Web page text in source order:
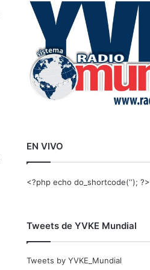
EN VIVO
<?php echo do_shortcode(‘‘); ?>
Tweets de YVKE Mundial
Tweets by YVKE_Mundial